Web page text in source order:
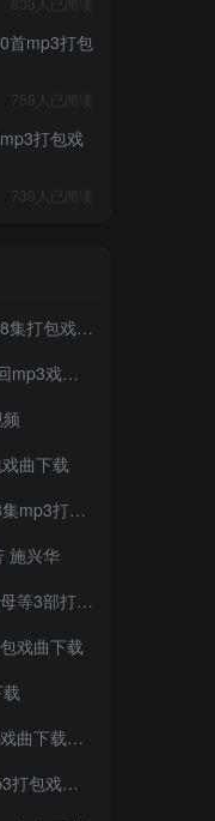
首mp3打包
759人已阅读
打包戏
739人已阅读
戏曲下载
戏曲下载
曲下载
戏曲下载
施兴华
包戏曲下载
戏曲下载
载第二辑
戏曲下载